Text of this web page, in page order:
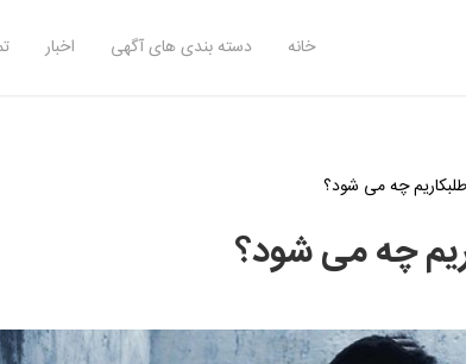
خانه دسته بندی های آگهی اخبار
چه می شود؟
چه می شود؟